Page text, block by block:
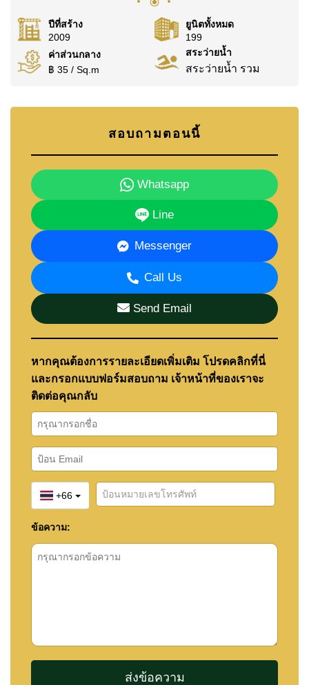
ปีที่สร้าง
2009
ยูนิตทั้งหมด
199
ค่าส่วนกลาง
฿ 35 / Sq.m
สระว่ายน้ำ
สระว่ายน้ำ รวม
สอบถามตอนนี้
Whatsapp
Line
Messenger
Call Us
Send Email
หากคุณต้องการรายละเอียดเพิ่มเติม โปรดคลิกที่นี่
และกรอกแบบฟอร์มสอบถาม เจ้าหน้าที่ของเราจะ
ติดต่อคุณกลับ
+66
ข้อความ: